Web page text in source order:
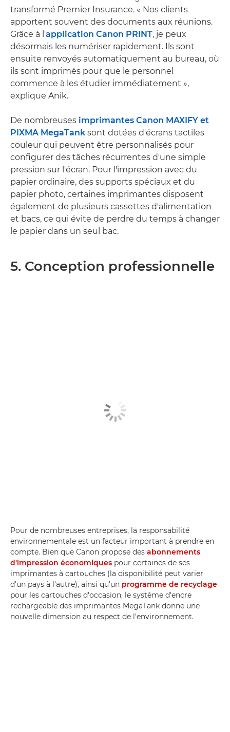
transformé Premier Insurance. « Nos clients
apportent souvent des documents aux réunions.
Grâce à l'application Canon PRINT, je peux
désormais les numériser rapidement. Ils sont
ensuite renvoyés automatiquement au bureau, où
ils sont imprimés pour que le personnel
commence à les étudier immédiatement »,
explique Anik.
De nombreuses imprimantes Canon MAXIFY et
PIXMA MegaTank sont dotées d'écrans tactiles
couleur qui peuvent être personnalisés pour
configurer des tâches récurrentes d'une simple
pression sur l'écran. Pour l'impression avec du
papier ordinaire, des supports spéciaux et du
papier photo, certaines imprimantes disposent
également de plusieurs cassettes d'alimentation
et bacs, ce qui évite de perdre du temps à changer
le papier dans un seul bac.
5. Conception professionnelle
Pour de nombreuses entreprises, la responsabilité
environnementale est un facteur important à prendre en
compte. Bien que Canon propose des abonnements
d'impression économiques pour certaines de ses
imprimantes à cartouches (la disponibilité peut varier
d'un pays à l'autre), ainsi qu'un programme de recyclage
pour les cartouches d'occasion, le système d'encre
rechargeable des imprimantes MegaTank donne une
nouvelle dimension au respect de l'environnement.